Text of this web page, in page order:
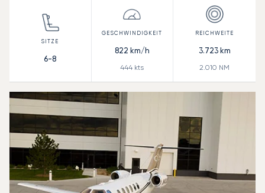
6-8
822 km/h
444 kts
3.723km
2.010 NM